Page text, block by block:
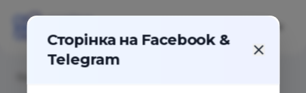
Сторінка на Facebook &
Telegram